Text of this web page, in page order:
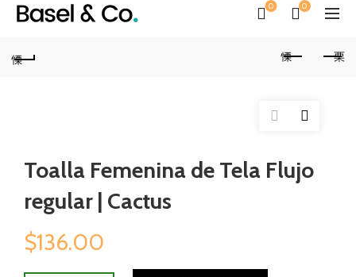
0 0
Toalla Femenina de Tela Flujo
regular | Cactus
$136.00